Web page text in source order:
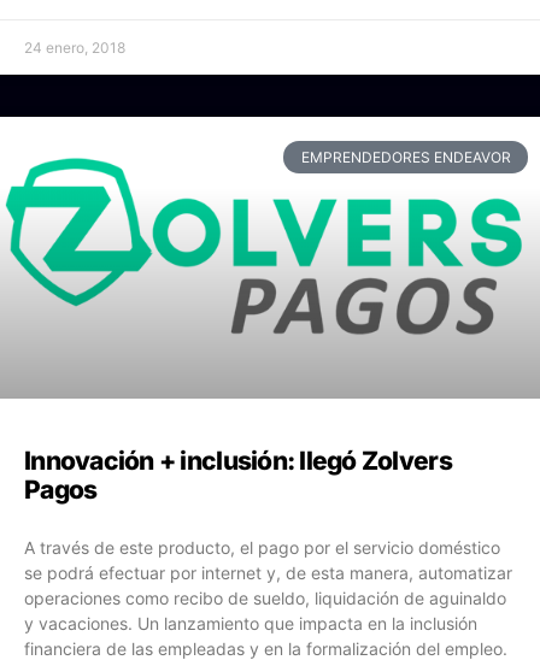
24 enero, 2018
EMPRENDEDORES ENDEAVOR
Innovación + inclusión: llegó Zolvers
Pagos
A través de este producto, el pago por el servicio doméstico
se podrá efectuar por internet y, de esta manera, automatizar
operaciones como recibo de sueldo, liquidación de aguinaldo
y vacaciones. Un lanzamiento que impacta en la inclusión
financiera de las empleadas y en la formalización del empleo.